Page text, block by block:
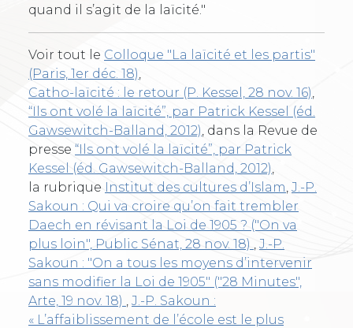
quand il s’agit de la laïcité."
Voir tout le Colloque "La laïcité et les partis"
(Paris, 1er déc. 18),
Catho-laïcité : le retour (P. Kessel, 28 nov. 16),
“Ils ont volé la laïcité”, par Patrick Kessel (éd.
Gawsewitch-Balland, 2012), dans la Revue de
presse “Ils ont volé la laïcité”, par Patrick
Kessel (éd. Gawsewitch-Balland, 2012),
la rubrique
Institut des cultures d’Islam, J.-P.
Sakoun : Qui va croire qu’on fait trembler
Daech en révisant la Loi de 1905 ? ("On va
plus loin", Public Sénat, 28 nov. 18) , J.-P.
Sakoun : "On a tous les moyens d’intervenir
sans modifier la Loi de 1905" ("28 Minutes",
Arte, 19 nov. 18) , J.-P. Sakoun :
« L’affaiblissement de l’école est le plus